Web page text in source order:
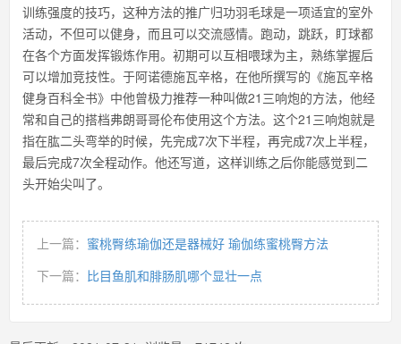
训练强度的技巧，这种方法的推广归功羽毛球是一项适宜的室外
活动，不但可以健身，而且可以交流感情。跑动，跳跃，盯球都
在各个方面发挥锻炼作用。初期可以互相喂球为主，熟练掌握后
可以增加竞技性。于阿诺德施瓦辛格，在他所撰写的《施瓦辛格
健身百科全书》中他曾极力推荐一种叫做21三响炮的方法，他经
常和自己的搭档弗朗哥哥伦布使用这个方法。这个21三响炮就是
指在肱二头弯举的时候，先完成7次下半程，再完成7次上半程，
最后完成7次全程动作。他还写道，这样训练之后你能感觉到二
头开始尖叫了。
上一篇： 蜜桃臀练瑜伽还是器械好 瑜伽练蜜桃臀方法
下一篇： 比目鱼肌和腓肠肌哪个显壮一点